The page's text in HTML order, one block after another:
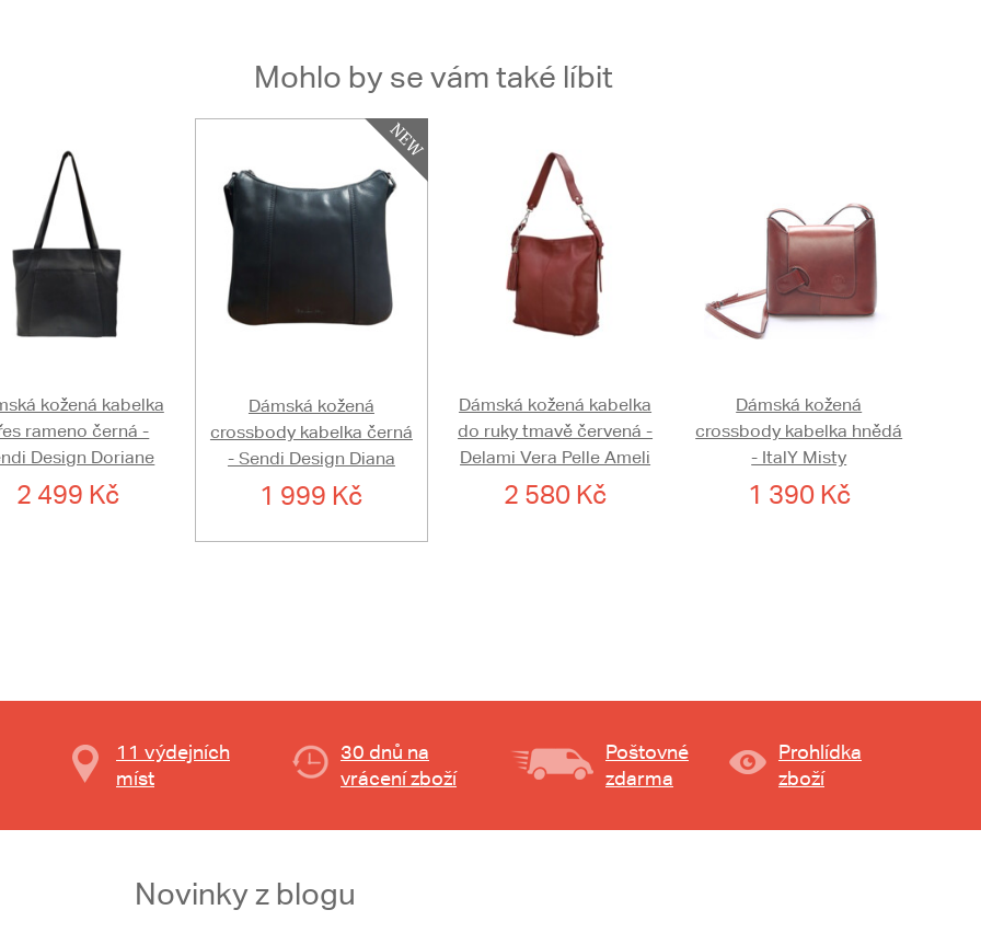
Mohlo by se vám také líbit
kožená kabelka
rameno černá -
Design Doriane
2 499 Kč
Dámská kožená
crossbody kabelka černá
- Sendi Design Diana
1 999 Kč
Dámská kožená kabelka
do ruky tmavě červená -
Delami Vera Pelle Ameli
2 580 Kč
Dámská kožená
crossbody kabelka hnědá
- ItalY Misty
1 390 Kč
11 výdejních
míst
30 dnů na
vrácení zboží
Poštovné
zdarma
Prohlídka
zboží
Novinky z blogu